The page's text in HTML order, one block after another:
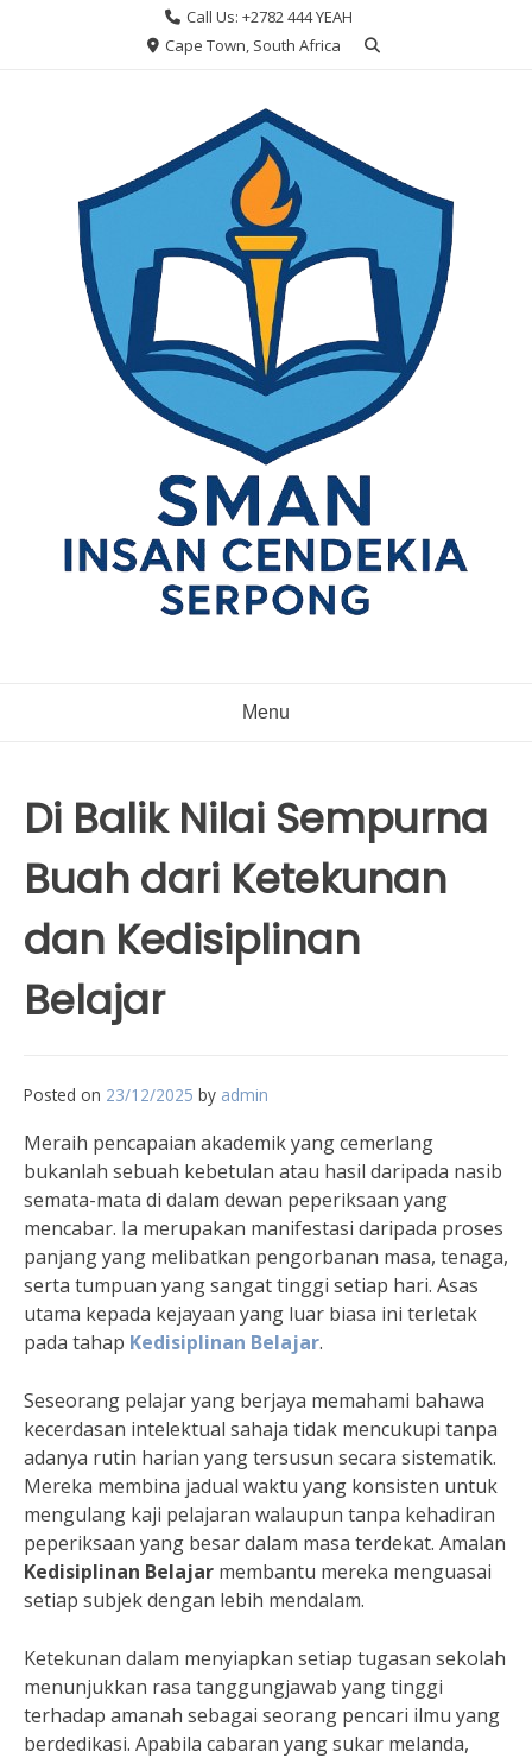
Call Us: +2782 444 YEAH
Cape Town, South Africa
Menu
Di Balik Nilai Sempurna
Buah dari Ketekunan
dan Kedisiplinan
Belajar
Posted on 23/12/2025 by admin
Meraih pencapaian akademik yang cemerlang
bukanlah sebuah kebetulan atau hasil daripada nasib
semata-mata di dalam dewan peperiksaan yang
mencabar. Ia merupakan manifestasi daripada proses
panjang yang melibatkan pengorbanan masa, tenaga,
serta tumpuan yang sangat tinggi setiap hari. Asas
utama kepada kejayaan yang luar biasa ini terletak
pada tahap Kedisiplinan Belajar.
Seseorang pelajar yang berjaya memahami bahawa
kecerdasan intelektual sahaja tidak mencukupi tanpa
adanya rutin harian yang tersusun secara sistematik.
Mereka membina jadual waktu yang konsisten untuk
mengulang kaji pelajaran walaupun tanpa kehadiran
peperiksaan yang besar dalam masa terdekat. Amalan
Kedisiplinan Belajar membantu mereka menguasai
setiap subjek dengan lebih mendalam.
Ketekunan dalam menyiapkan setiap tugasan sekolah
menunjukkan rasa tanggungjawab yang tinggi
terhadap amanah sebagai seorang pencari ilmu yang
berdedikasi. Apabila cabaran yang sukar melanda,